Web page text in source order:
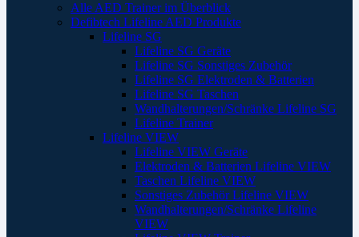
Alle AED Trainer im Überblick
Defibtech Lifeline AED Produkte
Lifeline SG
Lifeline SG Geräte
Lifeline SG Sonstiges Zubehör
Lifeline SG Elektroden & Batterien
Lifeline SG Taschen
Wandhalterungen/Schränke Lifeline SG
Lifeline Trainer
Lifeline VIEW
Lifeline VIEW Geräte
Elektroden & Batterien Lifeline VIEW
Taschen Lifeline VIEW
Sonstiges Zubehör Lifeline VIEW
Wandhalterungen/Schränke Lifeline
VIEW